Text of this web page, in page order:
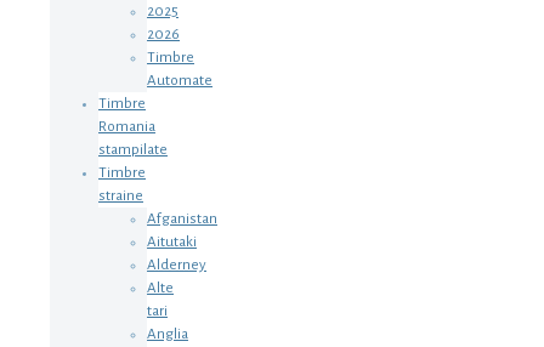
2025
2026
Timbre
Automate
Timbre
Romania
stampilate
Timbre
straine
Afganistan
Aitutaki
Alderney
Alte
tari
Anglia